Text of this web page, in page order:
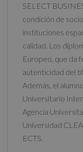
SELECT
condición de
instituciones
calidad. Los
Europeo, que da
autenticidad del
Además, el
Universitario
Agencia
Universidad
ECTS.